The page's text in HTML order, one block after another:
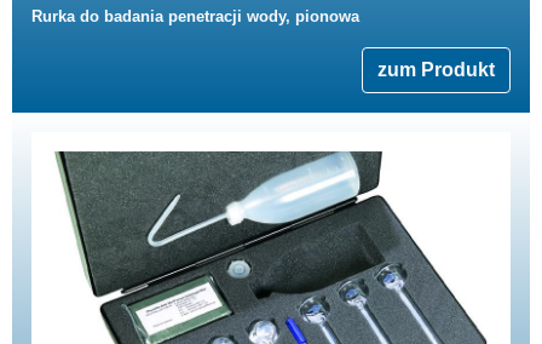
Rurka do badania penetracji wody, pionowa
zum Produkt